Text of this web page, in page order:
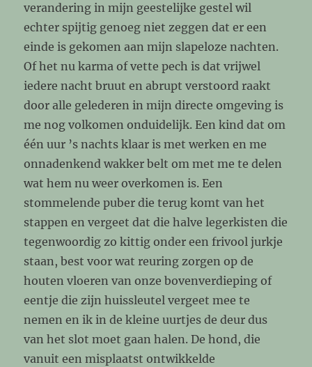
verandering in mijn geestelijke gestel wil
echter spijtig genoeg niet zeggen dat er een
einde is gekomen aan mijn slapeloze nachten.
Of het nu karma of vette pech is dat vrijwel
iedere nacht bruut en abrupt verstoord raakt
door alle gelederen in mijn directe omgeving is
me nog volkomen onduidelijk. Een kind dat om
één uur ’s nachts klaar is met werken en me
onnadenkend wakker belt om met me te delen
wat hem nu weer overkomen is. Een
stommelende puber die terug komt van het
stappen en vergeet dat die halve legerkisten die
tegenwoordig zo kittig onder een frivool jurkje
staan, best voor wat reuring zorgen op de
houten vloeren van onze bovenverdieping of
eentje die zijn huissleutel vergeet mee te
nemen en ik in de kleine uurtjes de deur dus
van het slot moet gaan halen. De hond, die
vanuit een misplaatst ontwikkelde